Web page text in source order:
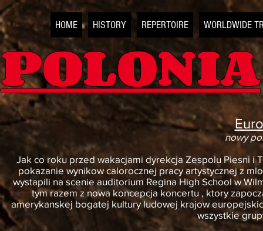
HOME HISTORY REPERTOIRE WORLDWIDE
POLONIA
nowy
Jak co roku przed wakacjami dyrekcja Zespolu Piesni i
pokazanie wynikow calorocznej pracy artystycznej z
wystapili na scenie auditorium Regina High School w
tym razem z nowa koncepcja koncertu , ktory
amerykanskej bogatej kultury ludowej krajow
wszystkie